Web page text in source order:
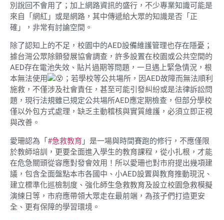
別說回不會用了；加上網路資訊的盛行，不少專業知識可能是
來自「網紅」或是網路，其中傳遞給大眾的知識是否「正
確」，非常有討論空間。
除了認知上的不足，校園中的AED設備維護管理也存在隱憂；
據台灣公眾除顫發展協會調查，許多設置在校園或公共空間的
AED存在電池失效、貼片過期等問題，一旦遇上緊急情況，根
本無法使用
；若學校等公共場所，因AED故障而無法順利
施救，不僅涉及社會責任，甚至可能引發糾紛或是法律訴訟問
題，現行法規雖已規定公共場所AED應定期檢查，但部分學校
僅以外包方式處理，缺乏主動稽核與實質維護，必須立即正視
與改善。
愛珊認為「 #急救教育 」是一場與時間賽跑的修行，不應僅限
於教師培訓，更要全面進入學生的教育課程，從小扎根，才能
在危急關頭從容應對發會效用！所以愛珊也對市府提出幾項建
議，包含全面盤點本市各國中、小AED設置與教育推動現況、
建立標準化巡檢制度、強化師生急救教育及設立校園急救模擬
演練日等，市府應帶領大眾走在最前端，為孩子們打造更安
全、更有保障的學習環境。